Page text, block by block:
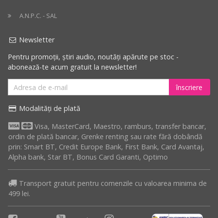
A.N.P.C. - SAL
Newsletter
Pentru promoții, știri audio, noutăți apărute pe stoc -
abonează-te acum gratuit la newsletter!
înscriere
Modalități de plată
Visa, MasterCard, Maestro, ramburs, transfer bancar,
ordin de plată bancar, Grenke renting sau rate fără dobândă
prin: Smart BT, Credit Europe Bank, First Bank, Card Avantaj,
Alpha bank, Star BT, Bonus Card Garanti, Optimo
Transport gratuit pentru comenzile cu valoarea minima de
499 lei.